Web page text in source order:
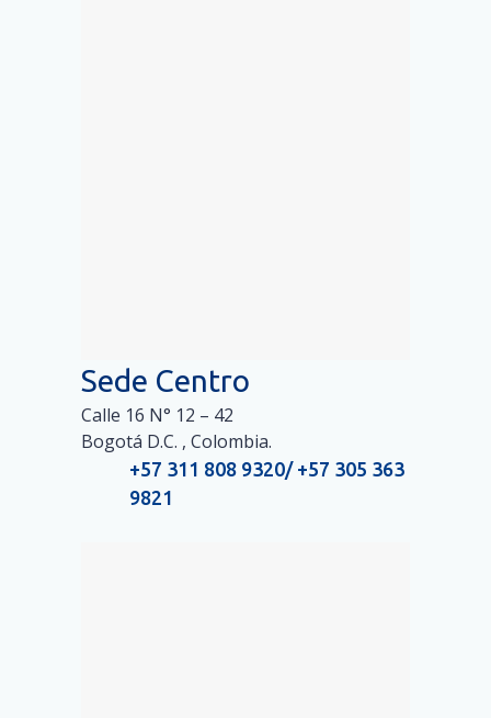
Sede Centro
Calle 16 N° 12 – 42
Bogotá D.C. , Colombia.
+57 311 808 9320/ +57 305 363
9821